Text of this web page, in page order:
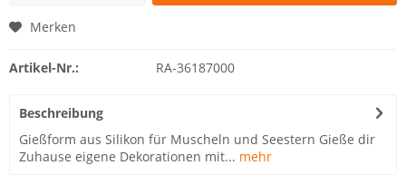
Merken
Artikel-Nr.: RA-36187000
Beschreibung
Gießform aus Silikon für Muscheln und Seestern Gieße dir
Zuhause eigene Dekorationen mit... mehr